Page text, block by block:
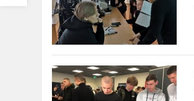
technikos
kolegijoje
Karjeros
diena
Kauno